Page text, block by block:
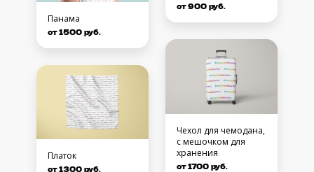
Панама
от 1500 руб.
Платок
от 1300 руб.
от 900 руб.
Чехол для чемодана,
с мешочком для
хранения
от 1700 руб.